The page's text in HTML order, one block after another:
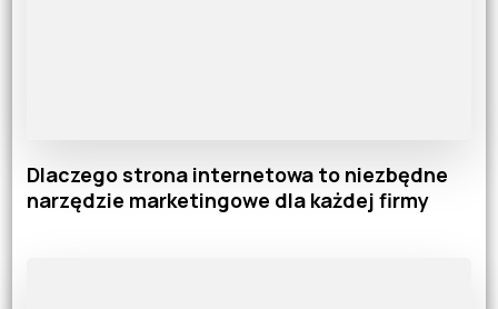
Dlaczego strona internetowa to niezbędne
narzędzie marketingowe dla każdej firmy